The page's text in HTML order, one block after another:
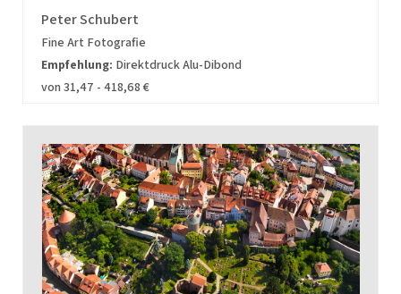
Peter Schubert
Fine Art Fotografie
Empfehlung: Direktdruck Alu-Dibond
von 31,47 - 418,68 €